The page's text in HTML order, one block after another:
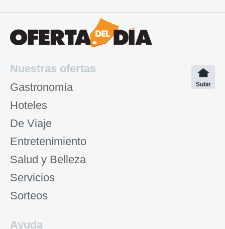
Nuestras ofertas
Gastronomía
Hoteles
De Viaje
Entretenimiento
Salud y Belleza
Servicios
Sorteos
Subir
Ayuda